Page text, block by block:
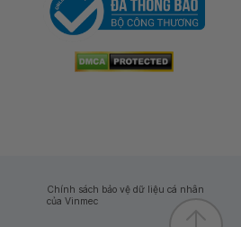
Chính sách bảo vệ dữ liệu cá nhân
của Vinmec